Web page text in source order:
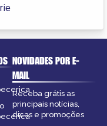
NOVIDADES POR E-
MAIL
Receba grátis as
principais notícias,
dicas e promoções